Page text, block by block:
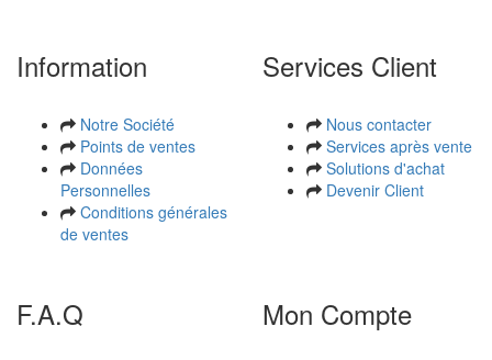
Information
Notre Société
Points de ventes
Données
Personnelles
Conditions générales
de ventes
Services Client
Nous contacter
Services après vente
Solutions d'achat
Devenir Client
F.A.Q Mon Compte